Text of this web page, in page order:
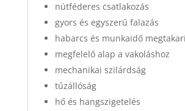
nútféderes csatlakozás
gyors és egyszerű falazás
habarcs és munkaidő
megfelelő alap a vakoláshoz
mechanikai szilárdság
tűzállóság
hő és hangszigetelés